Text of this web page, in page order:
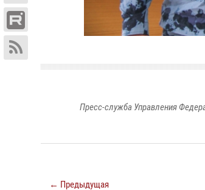
Пресс-служба Управления
← Предыдущая